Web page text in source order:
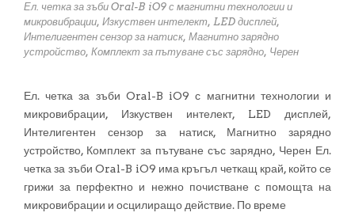
Ел. четка за зъби Oral-B iO9 с магнитни технологии и
микровибрации, Изкуствен интелект, LED дисплей,
Интелигентен сензор за натиск, Магнитно зарядно
устройство, Комплект за пътуване със зарядно, Черен
Ел. четка за зъби Oral-B iO9 с магнитни технологии и
микровибрации, Изкуствен интелект, LED дисплей,
Интелигентен сензор за натиск, Магнитно зарядно
устройство, Комплект за пътуване със зарядно, Черен Ел.
четка за зъби Oral-B iO9 има кръгъл четкащ край, който се
грижи за перфектно и нежно почистване с помощта на
микровибрации и осцилиращо действие. По време